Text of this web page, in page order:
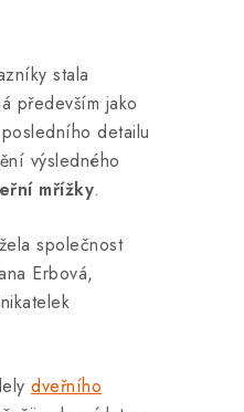
stala
především jako
detailu
výsledného
mřížky.
společnost
Erbová,
dveřního